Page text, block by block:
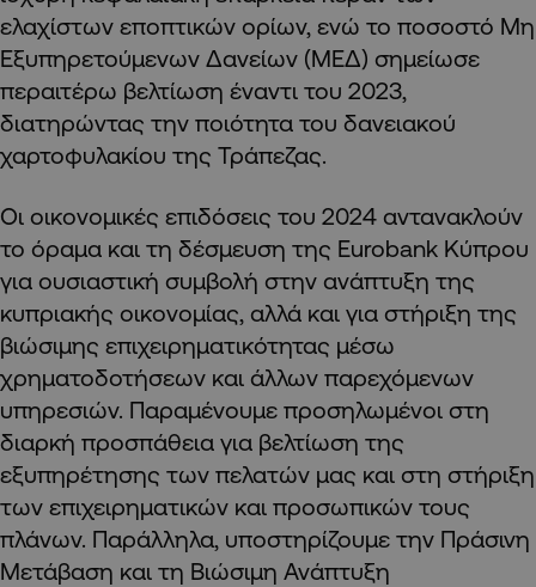
ελαχίστων εποπτικών ορίων, ενώ το ποσοστό Μη
Εξυπηρετούμενων Δανείων (ΜΕΔ) σημείωσε
περαιτέρω βελτίωση έναντι του 2023,
διατηρώντας την ποιότητα του δανειακού
χαρτοφυλακίου της Τράπεζας.
Οι οικονομικές επιδόσεις του 2024 αντανακλούν
το όραμα και τη δέσμευση της Εurobank Κύπρου
για ουσιαστική συμβολή στην ανάπτυξη της
κυπριακής οικονομίας, αλλά και για στήριξη της
βιώσιμης επιχειρηματικότητας μέσω
χρηματοδοτήσεων και άλλων παρεχόμενων
υπηρεσιών. Παραμένουμε προσηλωμένοι στη
διαρκή προσπάθεια για βελτίωση της
εξυπηρέτησης των πελατών μας και στη στήριξη
των επιχειρηματικών και προσωπικών τους
πλάνων. Παράλληλα, υποστηρίζουμε την Πράσινη
Μετάβαση και τη Βιώσιμη Ανάπτυξη